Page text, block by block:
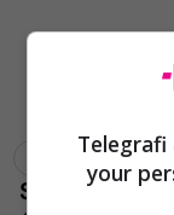
Policia E Kosoves
your